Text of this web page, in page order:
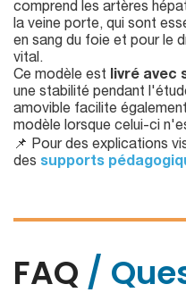
comprend les artères
la veine porte, qui sont
en sang du foie et pour le
vital.
Ce modèle est livré avec
une stabilité pendant
amovible facilite
modèle lorsque celui-ci
📌 Pour des explications
des supports
FAQ /